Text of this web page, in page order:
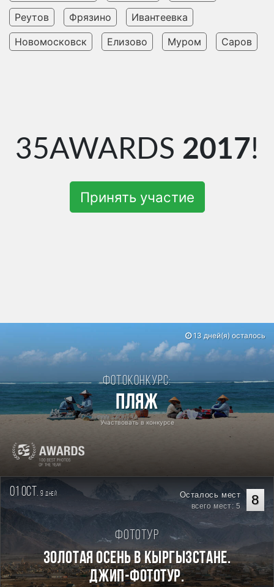
Реутов
Фрязино
Ивантеевка
Новомосковск
Елизово Муром Саров
35AWARDS 2017!
Принять участие
Фотоконкурс:
Пляж
Участвовать в конкурсе
13 дней(я) осталось
01 oct. 9дней 8
Осталось мест
всего мест: 5
Фототур
Золотая осень в Кыргызстане.
Джип-фототур.